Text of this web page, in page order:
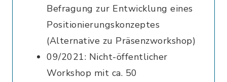
Befragung zur Entwicklung eines
Positionierungskonzeptes
(Alternative zu Präsenzworkshop)
09/2021: Nicht-öffentlicher
Workshop mit ca. 50